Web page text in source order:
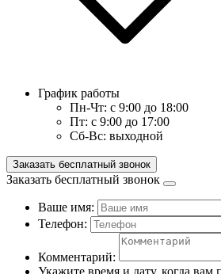
График работы
Пн-Чт: с 9:00 до 18:00
Пт: с 9:00 до 17:00
Сб-Вс: выходной
Заказать бесплатный звонок
Заказать бесплатный звонок
Ваше имя:
Телефон:
Комментарий:
Укажите время и дату, когда вам